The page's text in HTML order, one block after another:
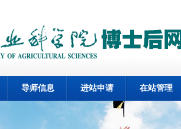
导师信息 进站申请 在站管理